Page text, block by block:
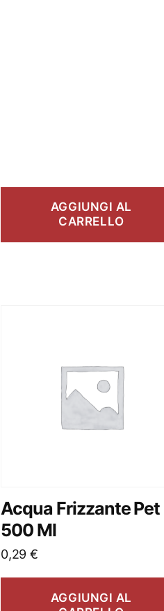
AGGIUNGI AL
CARRELLO
Acqua Frizzante Pet
500 Ml
0,29 €
AGGIUNGI AL